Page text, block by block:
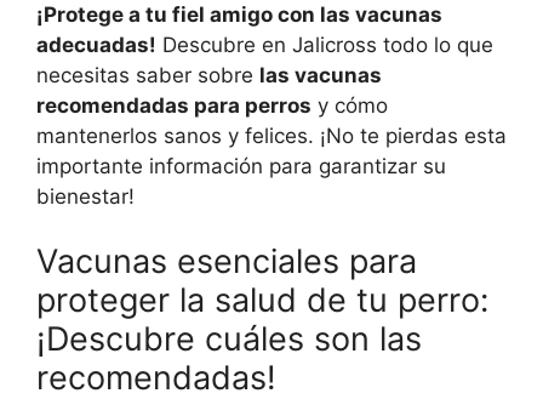
¡Protege a tu fiel amigo con las vacunas
adecuadas! Descubre en Jalicross todo lo que
necesitas saber sobre las vacunas
recomendadas para perros y cómo
mantenerlos sanos y felices. ¡No te pierdas esta
importante información para garantizar su
bienestar!
Vacunas esenciales para
proteger la salud de tu perro:
¡Descubre cuáles son las
recomendadas!